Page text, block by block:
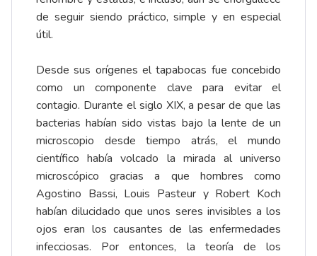
de seguir siendo práctico, simple y en especial
útil.
Desde sus orígenes el tapabocas fue concebido
como un componente clave para evitar el
contagio. Durante el siglo XIX, a pesar de que las
bacterias habían sido vistas bajo la lente de un
microscopio desde tiempo atrás, el mundo
científico había volcado la mirada al universo
microscópico gracias a que hombres como
Agostino Bassi, Louis Pasteur y Robert Koch
habían dilucidado que unos seres invisibles a los
ojos eran los causantes de las enfermedades
infecciosas. Por entonces, la teoría de los